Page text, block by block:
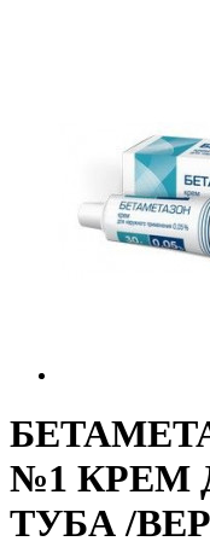
№1 КРЕМ
ТУБА /